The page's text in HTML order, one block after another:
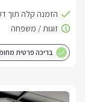
בריכה פרטית